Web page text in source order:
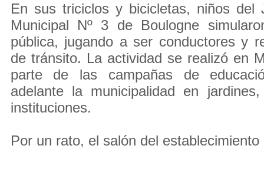
En sus triciclos y bicicletas, niños del
Municipal Nº 3 de Boulogne
pública, jugando a ser conductores y
de tránsito. La actividad se realizó en
parte de las campañas de
adelante la municipalidad en
instituciones.
Por un rato, el salón del